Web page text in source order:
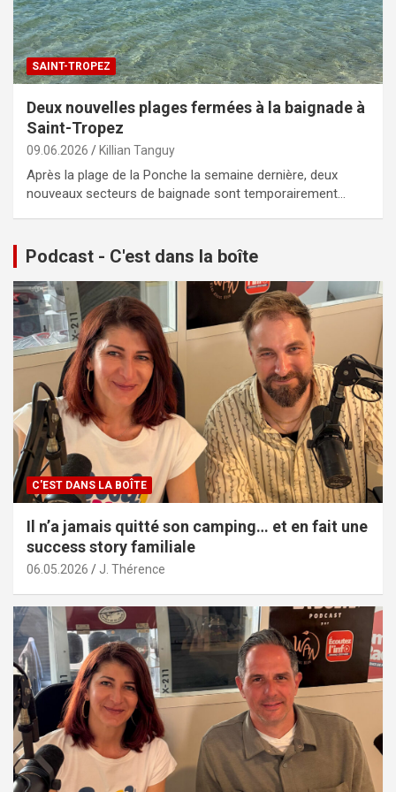
SAINT-TROPEZ
Deux nouvelles plages fermées à la baignade à
Saint-Tropez
09.06.2026 Killian Tanguy
Après la plage de la Ponche la semaine dernière, deux
nouveaux secteurs de baignade sont temporairement…
Podcast - C'est dans la boîte
C'EST DANS LA BOÎTE
Il n’a jamais quitté son camping… et en fait une
success story familiale
06.05.2026 J. Thérence